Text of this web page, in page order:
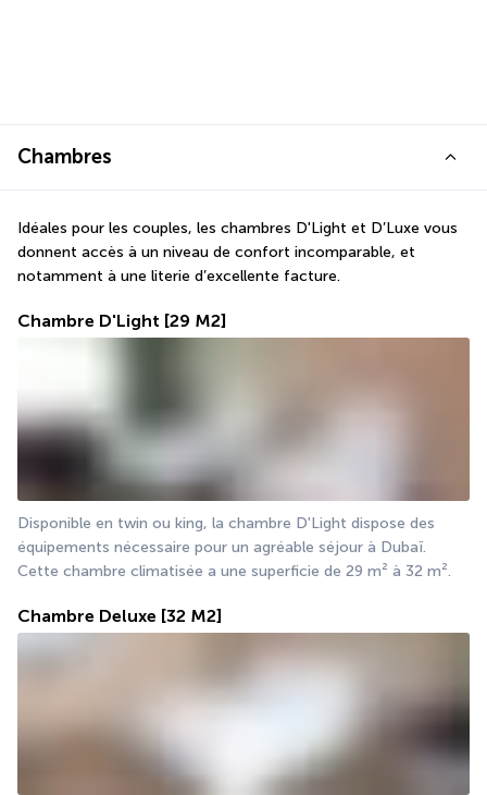
Chambres
Idéales pour les couples, les chambres D'Light et D’Luxe vous
donnent accès à un niveau de confort incomparable, et
notamment à une literie d’excellente facture.
Chambre D'Light [29 M2]
Disponible en twin ou king, la chambre D'Light dispose des
équipements nécessaire pour un agréable séjour à Dubaï.
Cette chambre climatisée a une superficie de 29 m² à 32 m².
Chambre Deluxe [32 M2]